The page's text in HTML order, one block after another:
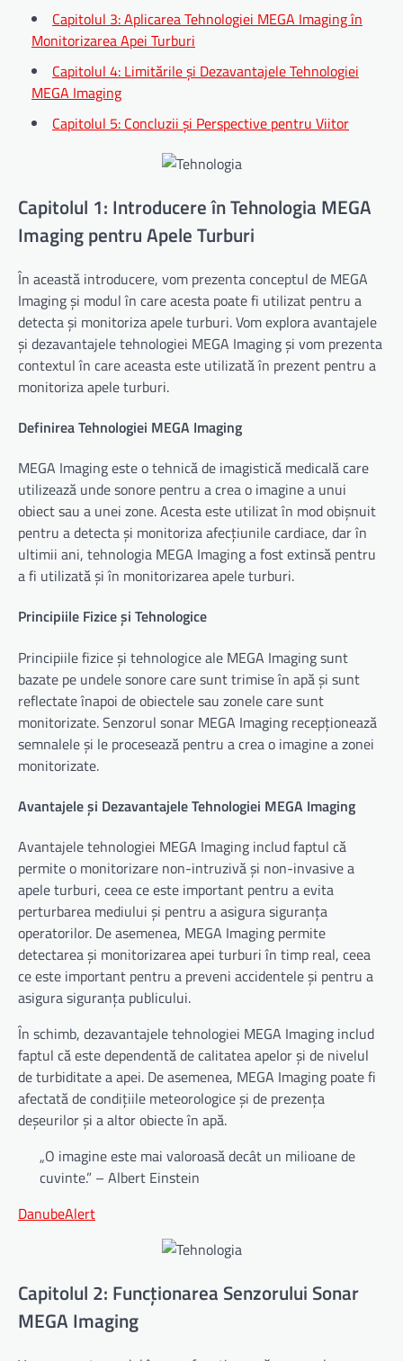
Capitolul 3: Aplicarea Tehnologiei MEGA Imaging în
Monitorizarea Apei Turburi
Capitolul 4: Limitările și Dezavantajele Tehnologiei
MEGA Imaging
Capitolul 5: Concluzii și Perspective pentru Viitor
Capitolul 1: Introducere în Tehnologia MEGA
Imaging pentru Apele Turburi
În această introducere, vom prezenta conceptul de MEGA
Imaging și modul în care acesta poate fi utilizat pentru a
detecta și monitoriza apele turburi. Vom explora avantajele
și dezavantajele tehnologiei MEGA Imaging și vom prezenta
contextul în care aceasta este utilizată în prezent pentru a
monitoriza apele turburi.
Definirea Tehnologiei MEGA Imaging
MEGA Imaging este o tehnică de imagistică medicală care
utilizează unde sonore pentru a crea o imagine a unui
obiect sau a unei zone. Acesta este utilizat în mod obișnuit
pentru a detecta și monitoriza afecțiunile cardiace, dar în
ultimii ani, tehnologia MEGA Imaging a fost extinsă pentru
a fi utilizată și în monitorizarea apele turburi.
Principiile Fizice și Tehnologice
Principiile fizice și tehnologice ale MEGA Imaging sunt
bazate pe undele sonore care sunt trimise în apă și sunt
reflectate înapoi de obiectele sau zonele care sunt
monitorizate. Senzorul sonar MEGA Imaging recepționează
semnalele și le procesează pentru a crea o imagine a zonei
monitorizate.
Avantajele și Dezavantajele Tehnologiei MEGA Imaging
Avantajele tehnologiei MEGA Imaging includ faptul că
permite o monitorizare non-intruzivă și non-invasive a
apele turburi, ceea ce este important pentru a evita
perturbarea mediului și pentru a asigura siguranța
operatorilor. De asemenea, MEGA Imaging permite
detectarea și monitorizarea apei turburi în timp real, ceea
ce este important pentru a preveni accidentele și pentru a
asigura siguranța publicului.
În schimb, dezavantajele tehnologiei MEGA Imaging includ
faptul că este dependentă de calitatea apelor și de nivelul
de turbiditate a apei. De asemenea, MEGA Imaging poate fi
afectată de condițiile meteorologice și de prezența
deșeurilor și a altor obiecte în apă.
„O imagine este mai valoroasă decât un milioane de
cuvinte.” – Albert Einstein
DanubeAlert
Capitolul 2: Funcționarea Senzorului Sonar
MEGA Imaging